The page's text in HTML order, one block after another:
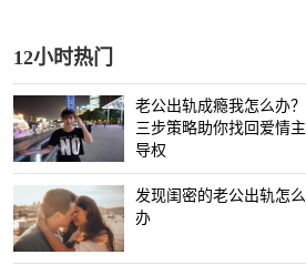
12小时热门
老公出轨成瘾我怎么办？
三步策略助你找回爱情主
导权
发现闺密的老公出轨怎么
办